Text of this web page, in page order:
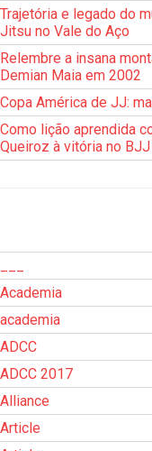
Trajetória e legado do
Jitsu no Vale do Aço
Relembre a insana
Demian Maia em 2002
Copa América de JJ:
Como lição aprendida
Queiroz à vitória no
Academia
academia
ADCC
ADCC 2017
Alliance
Article